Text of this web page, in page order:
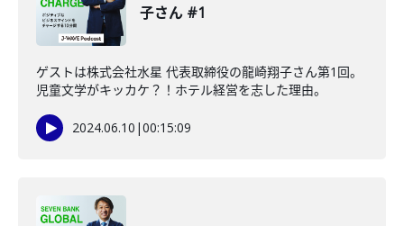
子さん #1
ゲストは株式会社水星 代表取締役の龍崎翔子さん第1回。
児童文学がキッカケ？！ホテル経営を志した理由。
2024.06.10 |00:15:09